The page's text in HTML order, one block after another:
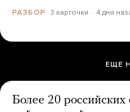
РАЗБОР 3 карточки 4 дня
ЕЩЕ
Более 20